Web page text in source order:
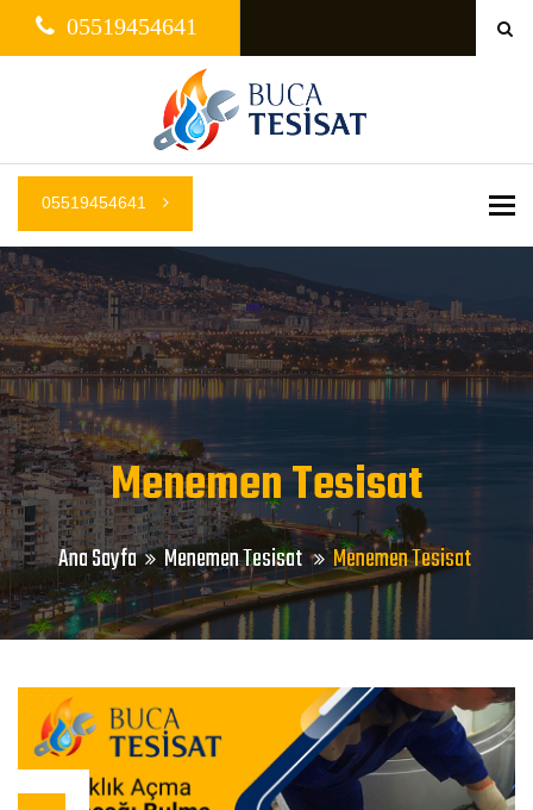
05519454641
05519454641
Menemen Tesisat
Ana Sayfa Menemen Tesisat Menemen Tesisat